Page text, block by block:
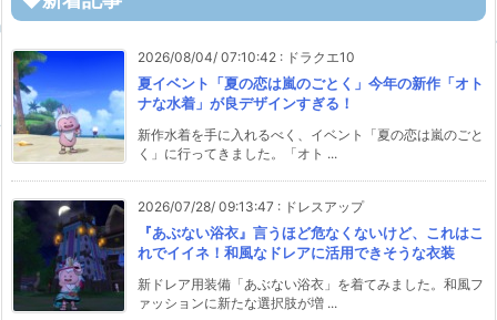
2026/08/04/ 07:10:42 : ドラクエ10
夏イベント「夏の恋は嵐のごとく」今年の新作「オト
ナな水着」が良デザインすぎる！
新作水着を手に入れるべく、イベント「夏の恋は嵐のごと
く」に行ってきました。「オト ...
2026/07/28/ 09:13:47 : ドレスアップ
『あぶない浴衣』言うほど危なくないけど、これはこ
れでイイネ！和風なドレアに活用できそうな衣装
新ドレア用装備「あぶない浴衣」を着てみました。和風フ
ァッションに新たな選択肢が増 ...